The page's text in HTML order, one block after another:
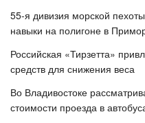
55-я дивизия морской
навыки на полигоне в
Российская «Тирзетта»
средств для снижения веса
Во Владивостоке
стоимости проезда в